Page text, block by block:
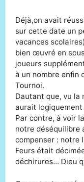
Déjà,on avait
sur cette date un
vacances
bien œuvré en
joueurs
à un nombre enfin
Tournoi.
Dautant que, vu la
aurait
Par contre, à voir
notre déséquilibre
compenser : notre
Feurs était
déchirures… Dieu